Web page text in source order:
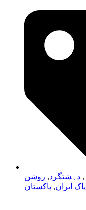
, دہشتگرد, روشن
پاک ایران, پاکستان